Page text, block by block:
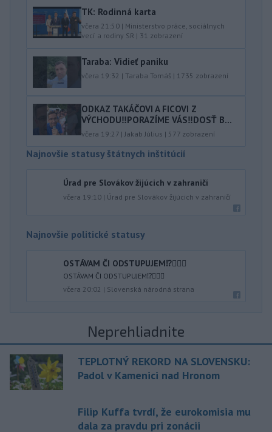
TK: Rodinná karta
včera 21:50 | Ministerstvo práce, sociálnych
vecí a rodiny SR | 31 zobrazení
Taraba: Vidieť paniku
včera 19:32 | Taraba Tomáš | 1735 zobrazení
ODKAZ TAKÁČOVI A FICOVI Z
VÝCHODU‼️PORAZÍME VÁS‼️DOSŤ B...
včera 19:27 | Jakab Július | 577 zobrazení
Najnovšie statusy štátnych inštitúcií
Úrad pre Slovákov žijúcich v zahraničí
včera 19:10 | Úrad pre Slovákov žijúcich v zahraničí
Najnovšie politické statusy
OSTÁVAM ČI ODSTUPUJEM⁉️🤷🏻‍♂️
OSTÁVAM ČI ODSTUPUJEM⁉️🤷🏻‍♂️
včera 20:02 | Slovenská národná strana
Neprehliadnite
TEPLOTNÝ REKORD NA SLOVENSKU:
Padol v Kamenici nad Hronom
Filip Kuffa tvrdí, že eurokomisia mu
dala za pravdu pri zonácii